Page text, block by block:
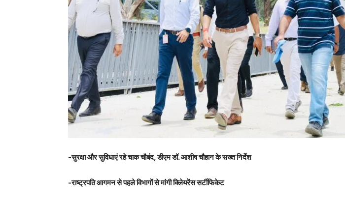
-सुरक्षा और सुविधाएं रहे चाक चौबंद, डीएम डॉ. आशीष चौहान के सख्त निर्देश
-राष्ट्रपति आगमन से पहले विभागों से मांगी क्लिेयरेंस सर्टीफिकेट